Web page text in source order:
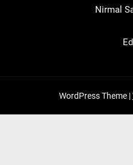
Nirmal
WordPress Theme |